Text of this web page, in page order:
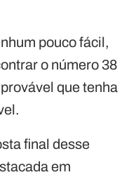
pouco fácil,
o número 38
que tenha
final desse
em